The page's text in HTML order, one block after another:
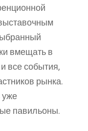
вмещать в
все события,
рынка.
уже
павильоны.